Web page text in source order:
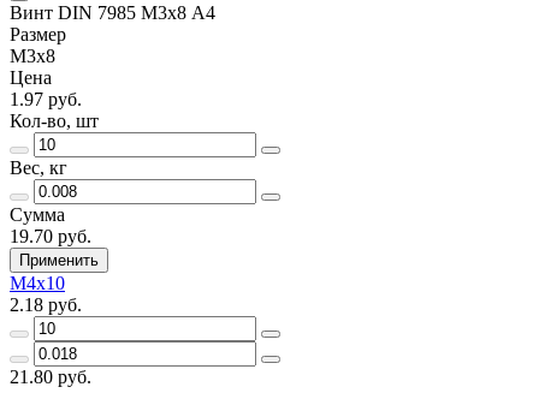
Винт DIN 7985 М3х8 A4
Размер
М3х8
Цена
1.97 руб.
Кол-во, шт
Вес, кг
Сумма
19.70 руб.
Применить
М4х10
2.18 руб.
21.80 руб.